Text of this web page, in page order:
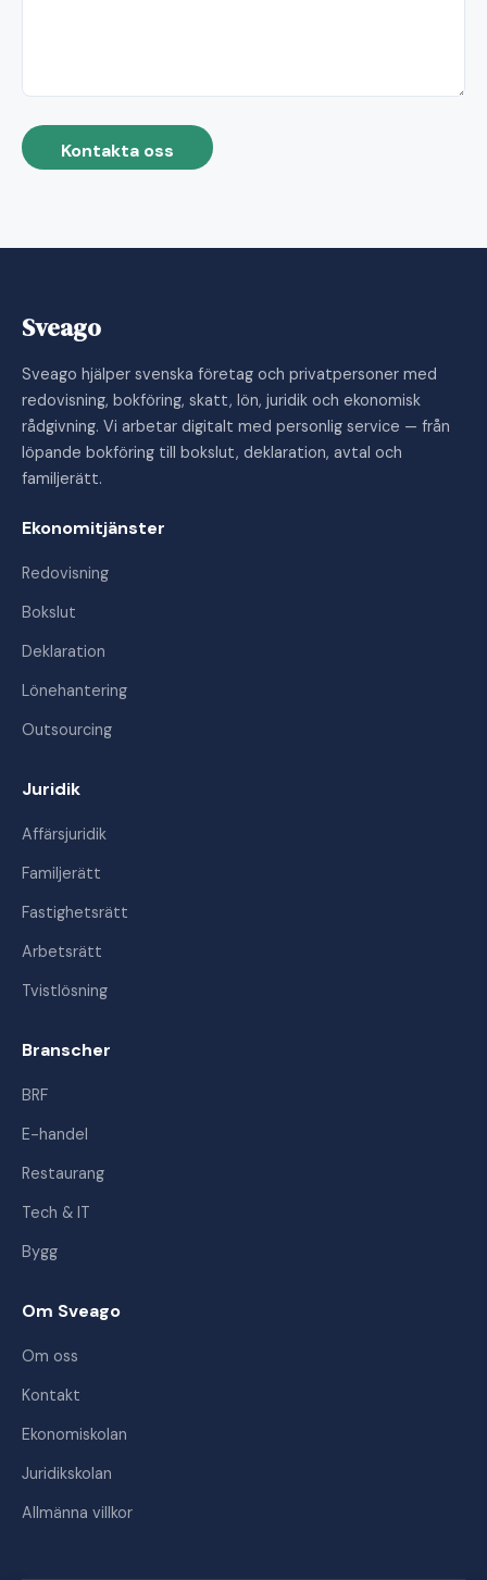
Kontakta oss
Sveago
Sveago hjälper svenska företag och privatpersoner med
redovisning, bokföring, skatt, lön, juridik och ekonomisk
rådgivning. Vi arbetar digitalt med personlig service — från
löpande bokföring till bokslut, deklaration, avtal och
familjerätt.
Ekonomitjänster
Redovisning
Bokslut
Deklaration
Lönehantering
Outsourcing
Juridik
Affärsjuridik
Familjerätt
Fastighetsrätt
Arbetsrätt
Tvistlösning
Branscher
BRF
E-handel
Restaurang
Tech & IT
Bygg
Om Sveago
Om oss
Kontakt
Ekonomiskolan
Juridikskolan
Allmänna villkor